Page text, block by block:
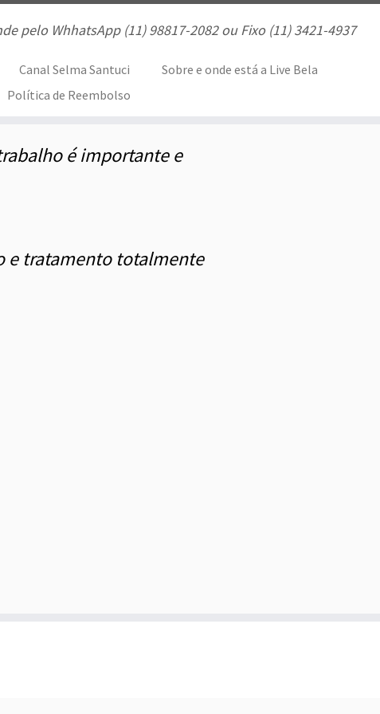
pelo WhhatsApp (11) 98817-2082 ou Fixo (11) 3421-4937
Canal Selma Santuci
Sobre e onde está a Live Bela
Política de Reembolso
é importante e
e tratamento totalmente